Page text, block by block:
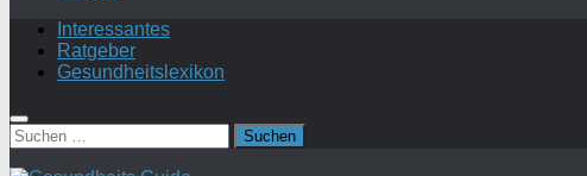
Interessantes
Ratgeber
Gesundheitslexikon
Suchen
nach: